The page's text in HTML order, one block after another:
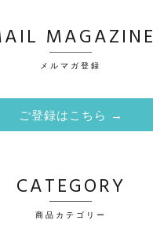
MAGAZINE
メルマガ登録
ご登録はこちら →
CATEGORY
商品カテゴリー